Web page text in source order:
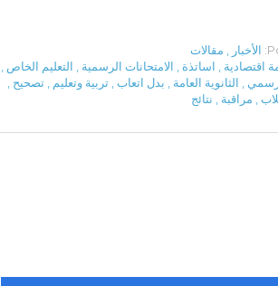
الأخبار
مقالات
اقتصادية اساتذة الامتحانات الرسمية التعليم الخاص
الثانوية العامة بدل اتعاب تربية وتعليم تصحيح
مراقبة نتائج